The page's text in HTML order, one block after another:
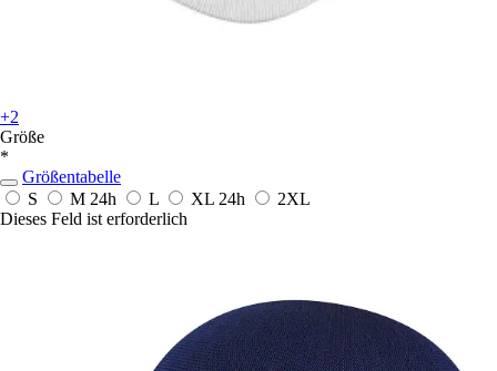
+2
Größe
*
Größentabelle
S
M 24h L XL 24h
2XL
Dieses Feld ist erforderlich